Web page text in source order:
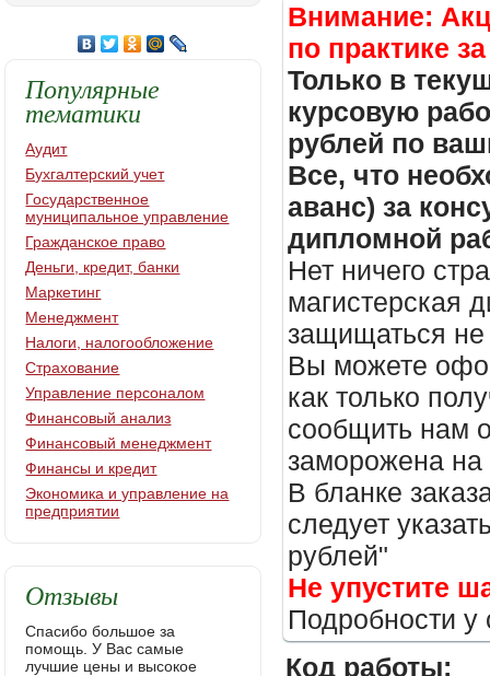
Внимание:
по практике
Только в
курсовую
рублей по
Все, что
аванс) за
дипломной
Нет ничего
магистерская
защищаться не
Вы можете
как только
сообщить нам
заморожена
В бланке
следует
рублей"
Не упустите
Подробности
Код работы:
Популярные
тематики
Аудит
Бухгалтерский учет
Государственное
муниципальное управление
Гражданское право
Деньги, кредит, банки
Маркетинг
Менеджмент
Налоги, налогообложение
Страхование
Управление персоналом
Финансовый анализ
Финансовый менеджмент
Финансы и кредит
Экономика и управление на
предприятии
Отзывы
Спасибо большое за
помощь. У Вас самые
лучшие цены и высокое